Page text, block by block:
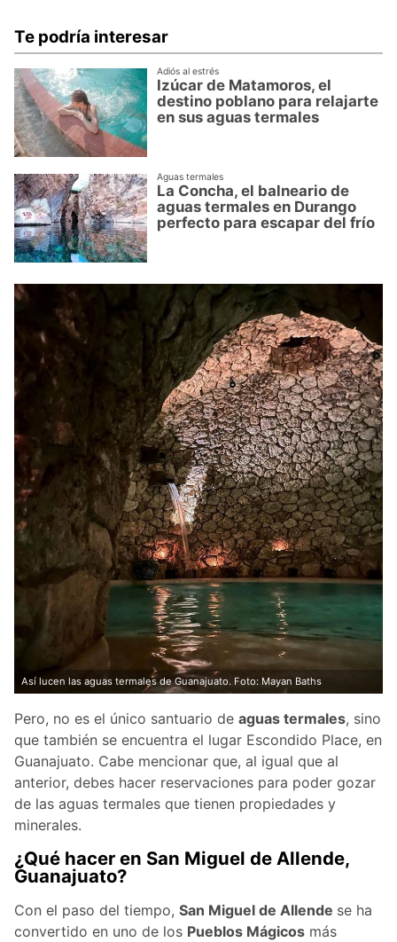
Te podría interesar
Adiós al estrés
Izúcar de Matamoros, el
destino poblano para relajarte
en sus aguas termales
Aguas termales
La Concha, el balneario de
aguas termales en Durango
perfecto para escapar del frío
Así lucen las aguas termales de Guanajuato. Foto: Mayan Baths
Pero, no es el único santuario de aguas termales, sino
que también se encuentra el lugar Escondido Place, en
Guanajuato. Cabe mencionar que, al igual que al
anterior, debes hacer reservaciones para poder gozar
de las aguas termales que tienen propiedades y
minerales.
¿Qué hacer en San Miguel de Allende,
Guanajuato?
Con el paso del tiempo, San Miguel de Allende se ha
convertido en uno de los Pueblos Mágicos más